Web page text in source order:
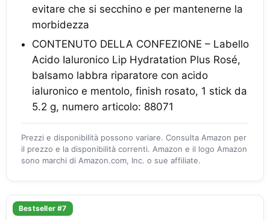
evitare che si secchino e per mantenerne la
morbidezza
CONTENUTO DELLA CONFEZIONE – Labello
Acido Ialuronico Lip Hydratation Plus Rosé,
balsamo labbra riparatore con acido
ialuronico e mentolo, finish rosato, 1 stick da
5.2 g, numero articolo: 88071
Prezzi e disponibilità possono variare. Consulta Amazon per
il prezzo e la disponibilità correnti. Amazon e il logo Amazon
sono marchi di Amazon.com, Inc. o sue affiliate.
Bestseller #7